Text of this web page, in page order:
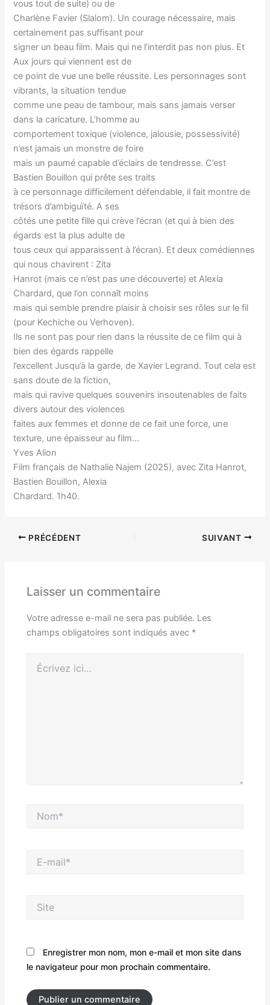
vous tout de suite) ou de
Charlène Favier (Slalom). Un courage nécessaire, mais
certainement pas suffisant pour
signer un beau film. Mais qui ne l’interdit pas non plus. Et
Aux jours qui viennent est de
ce point de vue une belle réussite. Les personnages sont
vibrants, la situation tendue
comme une peau de tambour, mais sans jamais verser
dans la caricature. L’homme au
comportement toxique (violence, jalousie, possessivité)
n’est jamais un monstre de foire
mais un paumé capable d’éclairs de tendresse. C’est
Bastien Bouillon qui prête ses traits
à ce personnage difficilement défendable, il fait montre de
trésors d’ambiguïté. A ses
côtés une petite fille qui crève l’écran (et qui à bien des
égards est la plus adulte de
tous ceux qui apparaissent à l’écran). Et deux comédiennes
qui nous chavirent : Zita
Hanrot (mais ce n’est pas une découverte) et Alexia
Chardard, que l’on connaît moins
mais qui semble prendre plaisir à choisir ses rôles sur le fil
(pour Kechiche ou Verhoven).
Ils ne sont pas pour rien dans la réussite de ce film qui à
bien des égards rappelle
l’excellent Jusqu’à la garde, de Xavier Legrand. Tout cela est
sans doute de la fiction,
mais qui ravive quelques souvenirs insoutenables de faits
divers autour des violences
faites aux femmes et donne de ce fait une force, une
texture, une épaisseur au film…
Yves Alion
Film français de Nathalie Najem (2025), avec Zita Hanrot,
Bastien Bouillon, Alexia
Chardard. 1h40.
PRÉCÉDENT SUIVANT
Laisser un commentaire
Votre adresse e-mail ne sera pas publiée. Les
champs obligatoires sont indiqués avec *
ici…
mail*
Enregistrer mon nom, mon e-mail et mon site dans
le navigateur pour mon prochain commentaire.